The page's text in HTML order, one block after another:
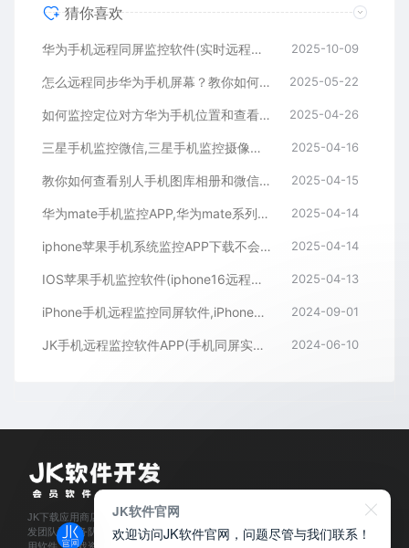
猜你喜欢
华为手机远程同屏监控软件(实时远程控制另一台华为手机) 2025-10-09
怎么远程同步华为手机屏幕？教你如何同屏监控华为手机 2025-05-22
如何监控定位对方华为手机位置和查看微信聊天记录 2025-04-26
三星手机监控微信,三星手机监控摄像头,三星手机监控软件APP下载 2025-04-16
教你如何查看别人手机图库相册和微信聊天记录 2025-04-15
华为mate手机监控APP,华为mate系列手机远程同屏监控APP 2025-04-14
iphone苹果手机系统监控APP下载不会被对方发现 2025-04-14
IOS苹果手机监控软件(iphone16远程同屏监控APP) 2025-04-13
iPhone手机远程监控同屏软件,iPhone手机监控APP 2024-09-01
JK手机远程监控软件APP(手机同屏实时监测APP下载) 2024-06-10
JK下载应用商店是经过官方认证,保障正版的软件下载平台,拥有业内资深软件开
发团队和服务队伍,所有软件都通过人工亲测,为每位会员用户提供安全可靠的应
JK软件官网
欢迎访问JK软件官网，问题尽管与我们联系！